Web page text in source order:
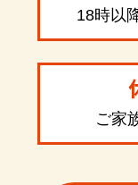
18時以
ご家